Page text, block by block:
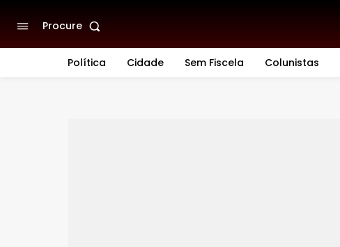
Procure
Política Cidade Sem Fiscela Colunistas